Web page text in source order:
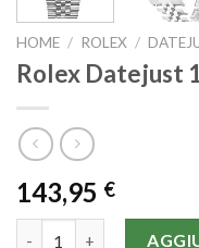
HOME / ROLEX /
Rolex Datejust
143,95 €